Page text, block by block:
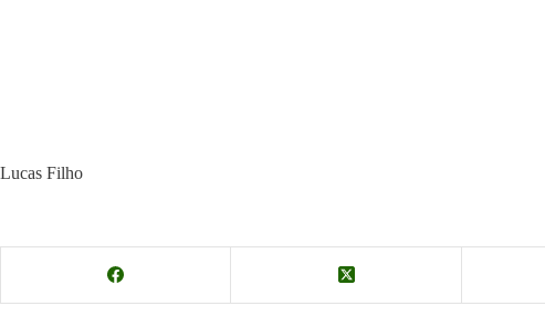
Lucas Filho